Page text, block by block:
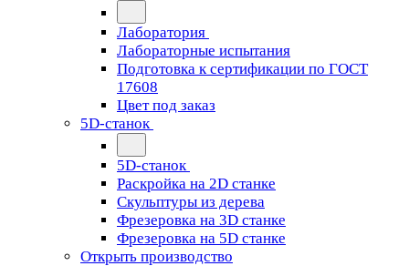
Лаборатория
Лабораторные испытания
Подготовка к сертификации по ГОСТ
17608
Цвет под заказ
5D-станок
5D-станок
Раскройка на 2D станке
Скульптуры из дерева
Фрезеровка на 3D станке
Фрезеровка на 5D станке
Открыть производство